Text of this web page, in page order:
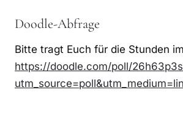
Doodle-Abfrage
Bitte tragt Euch für die Stunden im
https://doodle.com/poll/